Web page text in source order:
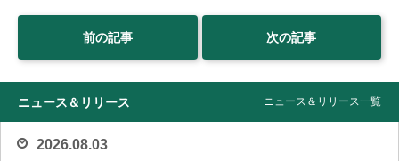
前の記事 次の記事
ニュース＆リリース ニュース＆リリース一覧
2026.08.03